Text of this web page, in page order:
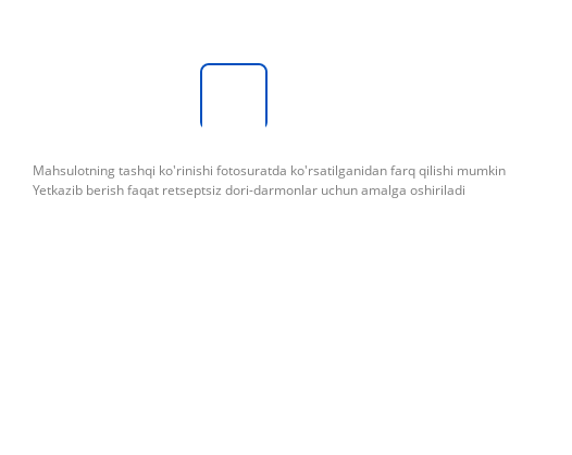
Mahsulotning tashqi ko'rinishi fotosuratda ko'rsatilganidan farq qilishi mumkin
Yetkazib berish faqat retseptsiz dori-darmonlar uchun amalga oshiriladi